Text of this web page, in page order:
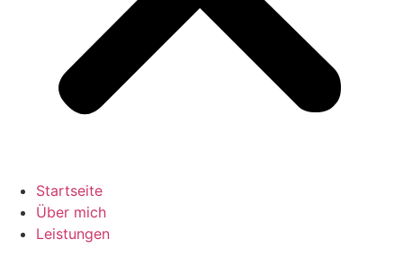
Startseite
Über mich
Leistungen